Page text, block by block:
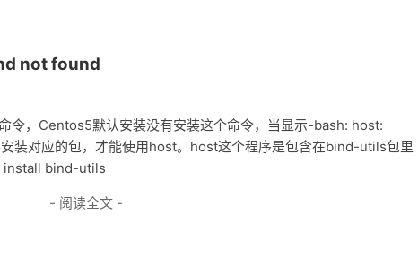
not found
令，Centos5默认安装没有安装这个命令，当显示-bash: host:
装对应的包，才能使用host。host这个程序是包含在bind-utils包里
install bind-utils
- 阅读全文 -